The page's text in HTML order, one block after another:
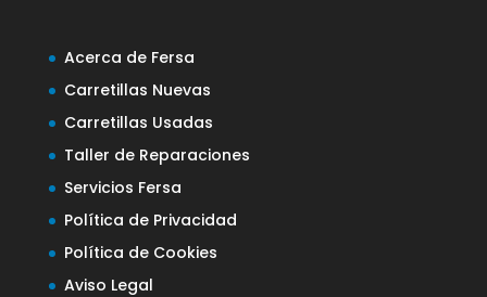
Acerca de Fersa
Carretillas Nuevas
Carretillas Usadas
Taller de Reparaciones
Servicios Fersa
Política de Privacidad
Política de Cookies
Aviso Legal